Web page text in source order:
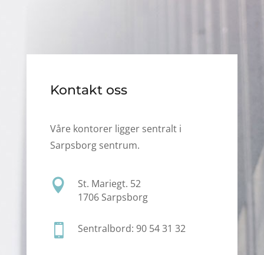
Kontakt oss
Våre kontorer ligger sentralt i
Sarpsborg sentrum.

St. Mariegt. 52
1706 Sarpsborg
 Sentralbord: 90 54 31 32